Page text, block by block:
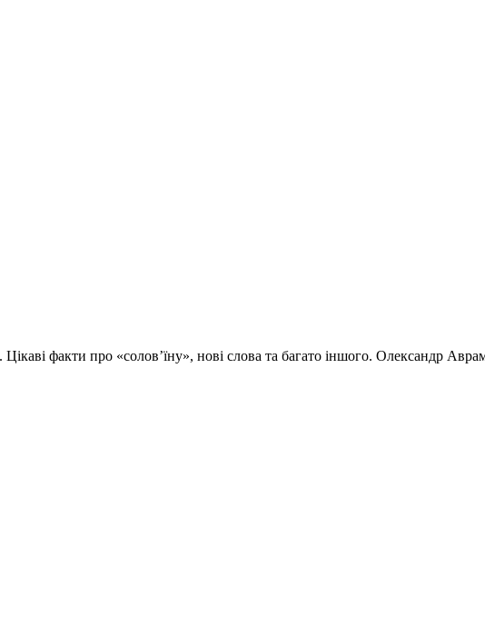
факти про «солов’їну», нові слова та багато іншого. Олександр